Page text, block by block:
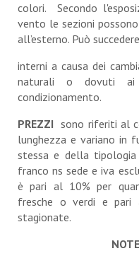
colori. Secondo
vento le sezioni
all’esterno. Può
interni a causa dei
naturali o dovuti ai
condizionamento.
PREZZI sono riferiti al
lunghezza e variano in
stessa e della
franco ns sede e iva
è pari al 10% per
fresche o verdi e pari
stagionate.